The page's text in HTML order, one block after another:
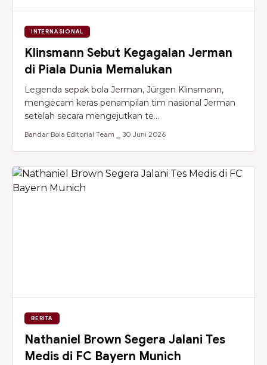
INTERNASIONAL
Klinsmann Sebut Kegagalan Jerman
di Piala Dunia Memalukan
Legenda sepak bola Jerman, Jürgen Klinsmann,
mengecam keras penampilan tim nasional Jerman
setelah secara mengejutkan te...
Bandar Bola Editorial Team ⎯ 30 Juni 2026
BERITA
Nathaniel Brown Segera Jalani Tes
Medis di FC Bayern Munich